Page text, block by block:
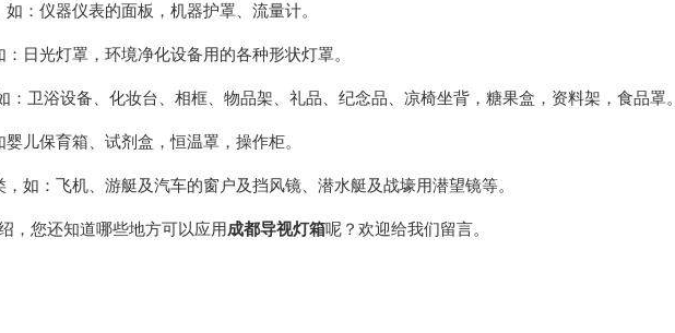
：仪器仪表的面板，机器护罩、流量计。
日光灯罩，环境净化设备用的各种形状灯罩。
：卫浴设备、化妆台、相框、物品架、礼品、纪念品、凉椅坐背，糖果盒，资料架，食品罩。
儿保育箱、试剂盒，恒温罩，操作柜。
，如：飞机、游艇及汽车的窗户及挡风镜、潜水艇及战壕用潜望镜等。
，您还知道哪些地方可以应用成都导视灯箱呢？欢迎给我们留言。